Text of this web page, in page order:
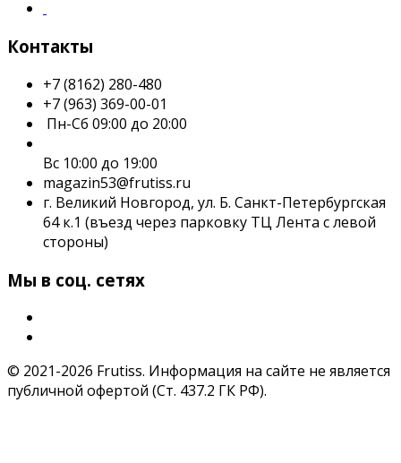
Контакты
+7 (8162) 280-480
+7 (963) 369-00-01
Пн-Сб 09:00 до 20:00
Вс 10:00 до 19:00
magazin53@frutiss.ru
г. Великий Новгород, ул. Б. Санкт-Петербургская
64 к.1 (въезд через парковку ТЦ Лента с левой
стороны)
Мы в соц. сетях
© 2021-2026 Frutiss. Информация на сайте не является
публичной офертой (Ст. 437.2 ГК РФ).